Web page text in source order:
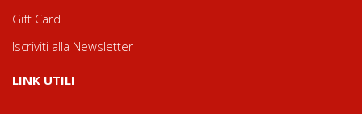
Gift Card
Iscriviti alla Newsletter
LINK UTILI